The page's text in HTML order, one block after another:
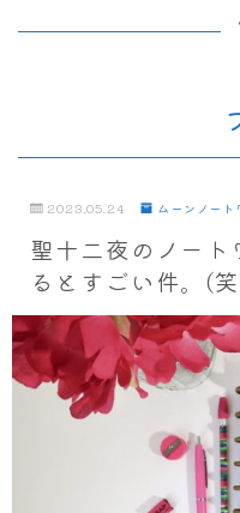
2023.05.24 ムーンノート
聖十二夜のノー
るとすごい件。(